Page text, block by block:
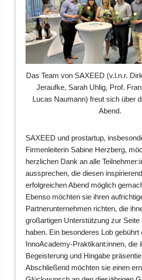
Das Team von SAXEED (v.l.n.r.
Jeraufke, Sarah Uhlig, Prof.
Lucas Naumann) freut sich über
Abend.
SAXEED und prostartup,
Firmenleiterin Sabine Herzberg,
herzlichen Dank an alle
aussprechen, die diesen
erfolgreichen Abend möglich
Ebenso möchten sie ihren
Partnerunternehmen richten, die
großartigen Unterstützung zur Seite
haben. Ein besonderes Lob gebührt
InnoAcademy-Praktikant:innen, die
Begeisterung und Hingabe
Abschließend möchten sie einen